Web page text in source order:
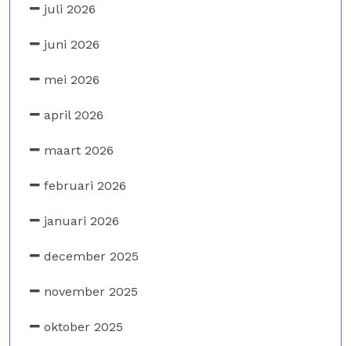
juli 2026
juni 2026
mei 2026
april 2026
maart 2026
februari 2026
januari 2026
december 2025
november 2025
oktober 2025